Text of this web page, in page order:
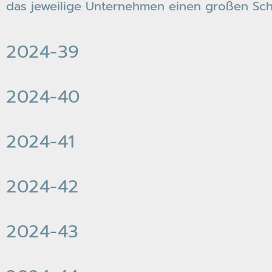
das jeweilige Unternehmen einen großen
2024-39
2024-40
2024-41
2024-42
2024-43